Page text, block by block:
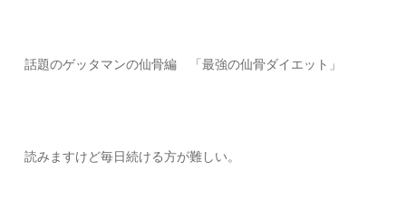
話題のゲッタマンの仙骨編 「最強の仙骨ダイエット」
読みますけど毎日続ける方が難しい。